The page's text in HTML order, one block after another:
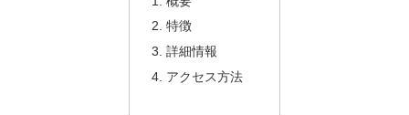
特徴
詳細情報
アクセス方法